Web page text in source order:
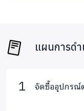
เด็กในชุมชนจำ
เท่าทันกับเด็กในเมือง
สมาชิกภายในทีม :
แผนการด
จัดซื้ออุปกรณ์